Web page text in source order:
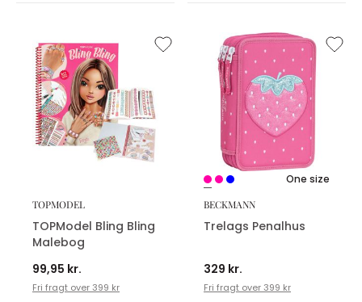
TOPMODEL
TOPModel Bling Bling
Malebog
99,95 kr.
Fri fragt over 399 kr
One size
BECKMANN
Trelags Penalhus
329 kr.
Fri fragt over 399 kr